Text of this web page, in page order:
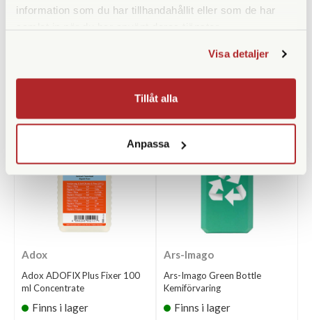
information som du har tillhandahållit eller som de har
Visa detaljer
Tillåt alla
Anpassa
Cylinder 25ml
Adox
Adox ADOFIX Plus Fixer 100
ml Concentrate
Finns i lager
Ars-Imago
Ars-Imago Green Bottle
Kemiförvaring
Finns i lager